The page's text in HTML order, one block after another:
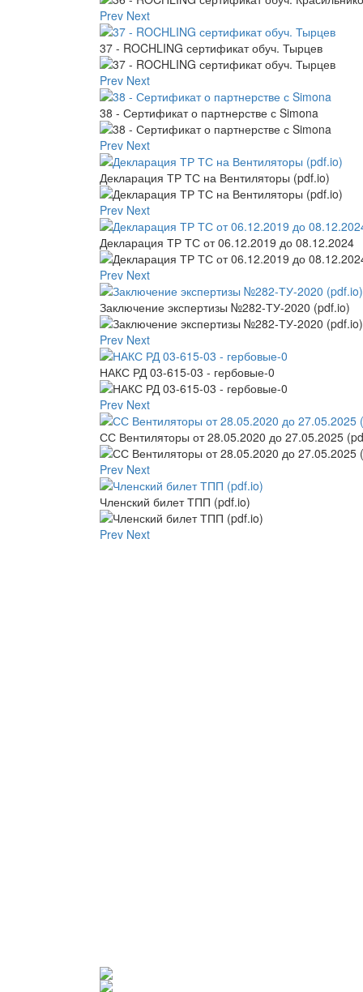
Prev Next
37 - ROCHLING сертификат обуч. Тырцев
Prev Next
38 - Сертификат о партнерстве с Simona
Prev Next
Декларация ТР ТС на Вентиляторы (pdf.io)
Prev Next
Декларация ТР ТС от 06.12.2019 до 08.12.2024
Prev Next
Заключение экспертизы №282-ТУ-2020 (pdf.io)
Prev Next
НАКС РД 03-615-03 - гербовые-0
Prev Next
СС Вентиляторы от 28.05.2020 до 27.05.2025
Prev Next
Членский билет ТПП (pdf.io)
Prev Next